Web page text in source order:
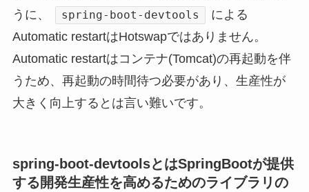
うに、
spring-boot-devtools
による
Automatic restartはHotswapではありません。
Automatic restartはコンテナ(Tomcat)の再起動を伴
うため、再起動の時間待つ必要があり、生産性が
大きく向上するとは言い難いです。
spring-boot-devtoolsとはSpringBootが提供
する開発生産性を高めるためのライブラリの